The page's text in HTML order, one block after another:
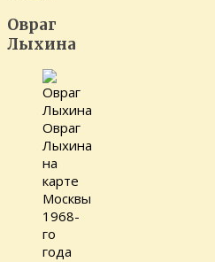
Овраг
Лыхина
Овраг
Лыхина
на
карте
Москвы
1968-
го
года